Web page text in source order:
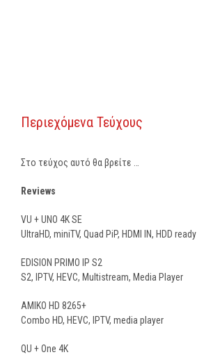
Περιεχόμενα Τεύχους
Στο τεύχος αυτό θα βρείτε …
Reviews
VU + UNO 4K SE
UltraHD, miniTV, Quad PiP, HDMI IN, HDD ready
EDISION PRIMO IP S2
S2, IPTV, HEVC, Multistream, Media Player
AMIKO HD 8265+
Combo HD, HEVC, IPTV, media player
QU + One 4Κ